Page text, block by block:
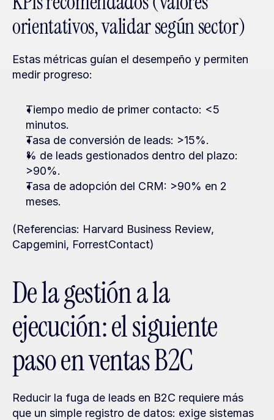
orientativos, validar según sector)
Estas métricas guían el desempeño y permiten
medir progreso:
Tiempo medio de primer contacto: <5
minutos.
Tasa de conversión de leads: >15%.
% de leads gestionados dentro del plazo:
>90%.
Tasa de adopción del CRM: >90% en 2
meses.
(Referencias: Harvard Business Review,
Capgemini, ForrestContact)
De la gestión a la
ejecución: el siguiente
paso en ventas B2C
Reducir la fuga de leads en B2C requiere más
que un simple registro de datos: exige sistemas